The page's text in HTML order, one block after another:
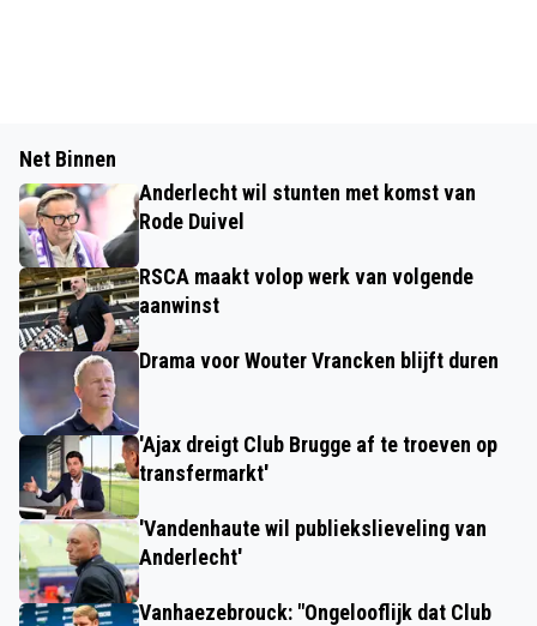
Net Binnen
Anderlecht wil stunten met komst van
Rode Duivel
RSCA maakt volop werk van volgende
aanwinst
Drama voor Wouter Vrancken blijft duren
'Ajax dreigt Club Brugge af te troeven op
transfermarkt'
'Vandenhaute wil publiekslieveling van
Anderlecht'
Vanhaezebrouck: "Ongelooflijk dat Club